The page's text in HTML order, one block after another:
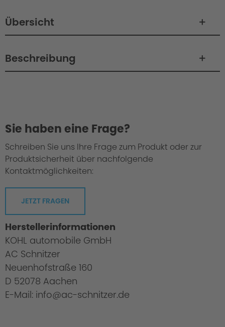
Übersicht
Beschreibung
Sie haben eine Frage?
Schreiben Sie uns Ihre Frage zum Produkt oder zur
Produktsicherheit über nachfolgende
Kontaktmöglichkeiten:
JETZT FRAGEN
Herstellerinformationen
KOHL automobile GmbH
AC Schnitzer
Neuenhofstraße 160
D 52078 Aachen
E-Mail: info@ac-schnitzer.de